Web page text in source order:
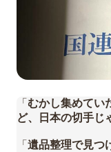
「 むかし集めてい
ど、日本の切手じ
「 遺品整理で見つ